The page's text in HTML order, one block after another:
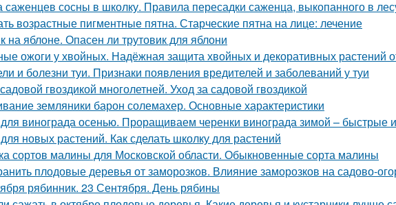
саженцев сосны в школку. Правила пересадки саженца, выкопанного в
возрастные пигментные пятна. Старческие пятна на лице: лечение
на яблоне. Опасен ли трутовик для яблони
ожоги у хвойных. Надёжная защита хвойных и декоративных растений
и болезни туи. Признаки появления вредителей и заболеваний у туи
гвоздикой многолетней. Уход за садовой гвоздикой
земляники барон солемахер. Основные характеристики
винограда осенью. Проращиваем черенки винограда зимой – быстрые
новых растений. Как сделать школку для растений
сортов малины для Московской области. Обыкновенные сорта малины
плодовые деревья от заморозков. Влияние заморозков на садово-
рябинник. 23 Сентября. День рябины